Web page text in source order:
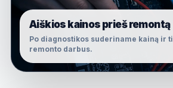
Aiškios kainos prieš remontą
Po diagnostikos suderiname kainą ir
remonto darbus.